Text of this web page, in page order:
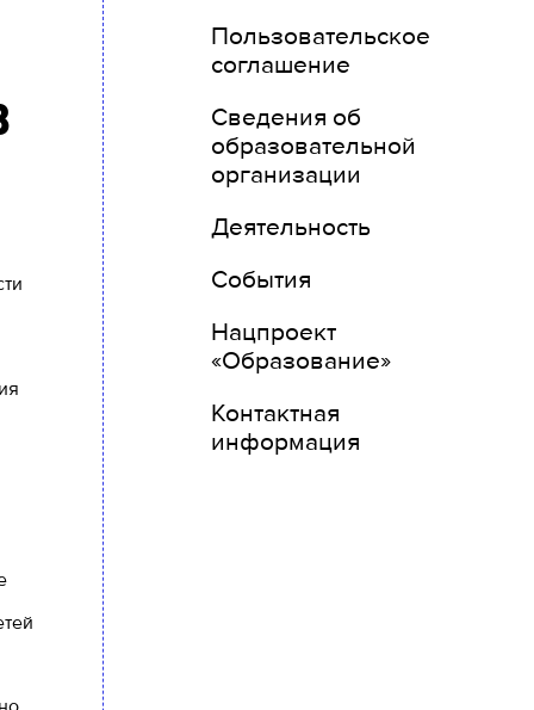
Пользовательское
соглашение
Сведения об
образовательной
организации
Деятельность
События
Нацпроект
«Образование»
Контактная
информация